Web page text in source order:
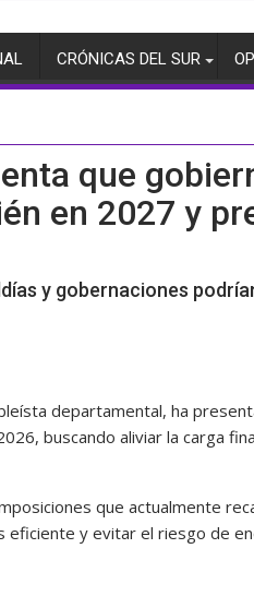
CRÓNICAS DEL SUR
que
en 2027 y
y gobernaciones
departamental, ha
buscando aliviar la carga
que actualmente
y evitar el riesgo de